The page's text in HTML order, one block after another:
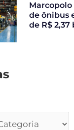
de ônibus
de R$ 2,37